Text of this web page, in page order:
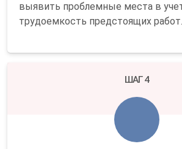
выявить проблемные места в
трудоемкость предстоящих работ.
ШАГ 4